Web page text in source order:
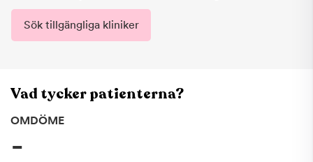
Sök tillgängliga kliniker
Vad tycker patienterna?
OMDÖME
-